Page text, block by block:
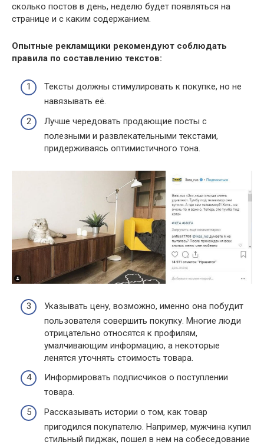
сколько постов в день, неделю будет появляться на
странице и с каким содержанием.
Опытные рекламщики рекомендуют соблюдать
правила по составлению текстов:
Тексты должны стимулировать к покупке, но не
навязывать её.
Лучше чередовать продающие посты с
полезными и развлекательными текстами,
придерживаясь оптимистичного тона.
Указывать цену, возможно, именно она побудит
пользователя совершить покупку. Многие люди
отрицательно относятся к профилям,
умалчивающим информацию, а некоторые
ленятся уточнять стоимость товара.
Информировать подписчиков о поступлении
товара.
Рассказывать истории о том, как товар
пригодился покупателю. Например, мужчина купил
стильный пиджак, пошел в нем на собеседование